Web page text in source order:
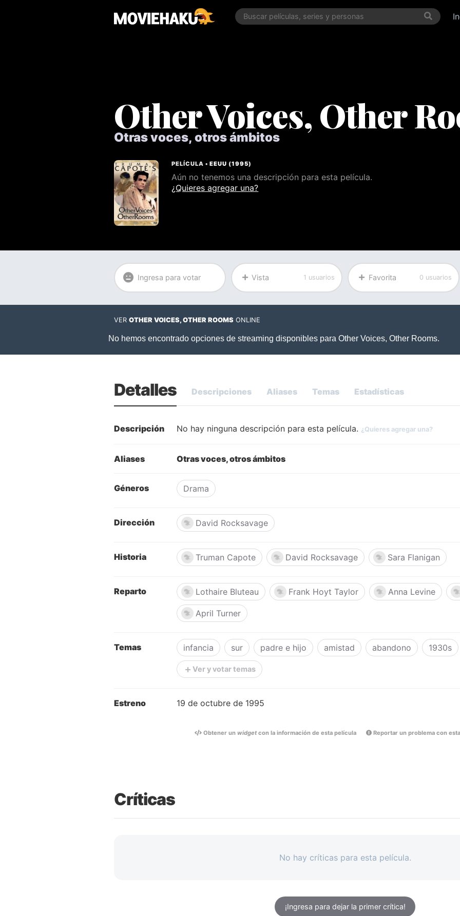
Other Voices, Other
Otras voces, otros ámbitos
PELÍCULA •EEUU (1995)
Aún no tenemos una descripción para esta película.
¿Quieres agregar una?
Ingresa para votar Vista 1 usuarios Favorita 0 usuarios
VER OTHER VOICES, OTHER ROOMS ONLINE
Detalles Descripciones Aliases Temas Estadísticas
Descripción No hay ninguna descripción para esta película. ¿Quieres agregar una?
Aliases Otras voces, otros ámbitos
Géneros Drama
Dirección David Rocksavage
Historia Truman Capote David Rocksavage Sara Flanigan
Reparto Lothaire Bluteau Frank Hoyt Taylor Anna Levine
April Turner
Temas infancia sur padre e hijo amistad abandono 1930s
Ver y votar temas
Estreno 19 de octubre de 1995
Obtener un widgetcon la información de esta película Reportar un problema con
Críticas
No hay críticas para esta película.
¡Ingresa para dejar la primer crítica!